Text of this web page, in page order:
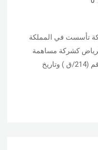
تأسست في المملكة
كشركة مساهمة
سعودية بموجب القرار الوزارى رقم (214/ق ) وتاريخ